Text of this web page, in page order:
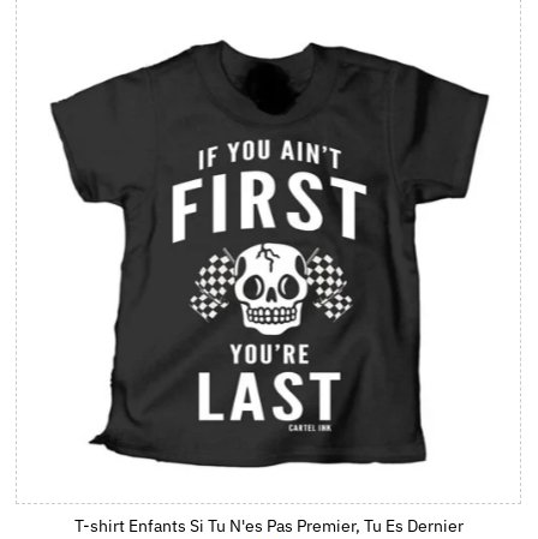
T-shirt Enfants Si Tu N'es Pas Premier, Tu Es Dernier